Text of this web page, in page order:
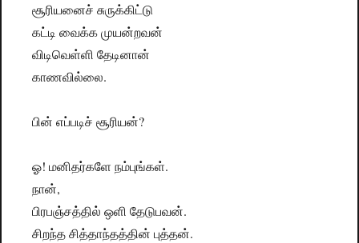
சூரியனைச் சுருக்கிட்டு
கட்டி வைக்க முயன்றவன்
விடிவெள்ளி தேடினான்
காணவில்லை.
பின் எப்படிச் சூரியன்?
ஓ! மனிதர்களே நம்புங்கள்.
நான்,
பிரபஞ்சத்தில் ஒளி தேடுபவன்.
சிறந்த சித்தாந்தத்தின் புத்தன்.